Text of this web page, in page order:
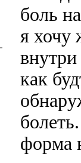
боль
я хочу
как
форма